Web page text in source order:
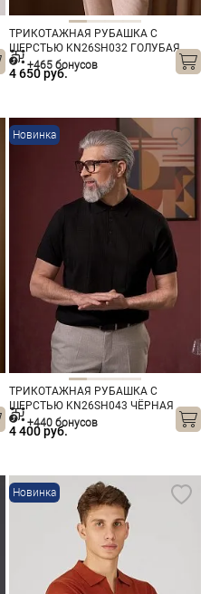
ТРИКОТАЖНАЯ РУБАШКА С
ШЕРСТЬЮ KN26SH032 ГОЛУБАЯ
4 650 руб.
+465 бонусов
Новинка
ТРИКОТАЖНАЯ РУБАШКА С
ШЕРСТЬЮ KN26SH043 ЧЁРНАЯ
4 400 руб.
+440 бонусов
Новинка